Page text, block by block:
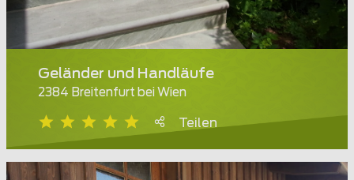
Geländer und Handläufe
2384 Breitenfurt bei Wien
Teilen